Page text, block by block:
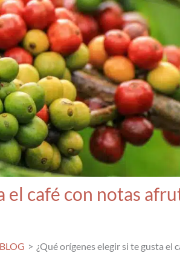
el café con notas
BLOG ¿Qué orígenes elegir si te gusta el